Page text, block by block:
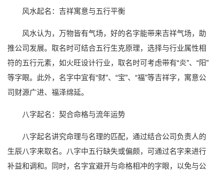
风水起名：吉祥寓意与五行平衡
风水认为，万物皆有气场，好的名字能带来吉祥气场，助
推公司发展。取名时可结合五行生克原理，选择与行业属性相
符的五行元素，如火旺设计行业，取名时可考虑带有“炎”、“阳”
等字眼。此外，名字中宜有“财”、“宝”、“福”等吉祥字，寓意公
司财源广进、福泽绵延。
八字起名：契合命格与流年运势
八字起名讲究命理与名理的匹配，通过结合公司负责人的
生辰八字来取名。八字中五行缺失或偏颇，可通过名字来进行
补益和调和。同时，名字宜避开与命格相冲的字眼，以免与公